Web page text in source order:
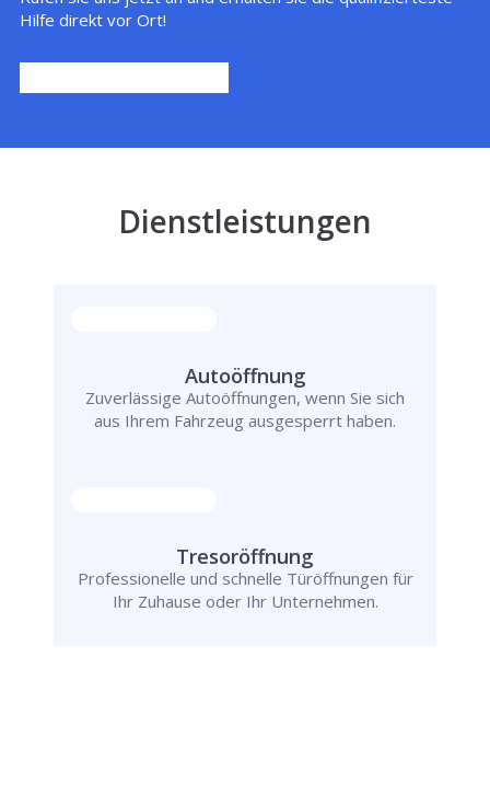
Hilfe direkt vor Ort!
Dienstleistungen
Autoöffnung
Zuverlässige Autoöffnungen, wenn Sie sich
aus Ihrem Fahrzeug ausgesperrt haben.
Tresoröffnung
Professionelle und schnelle Türöffnungen für
Ihr Zuhause oder Ihr Unternehmen.